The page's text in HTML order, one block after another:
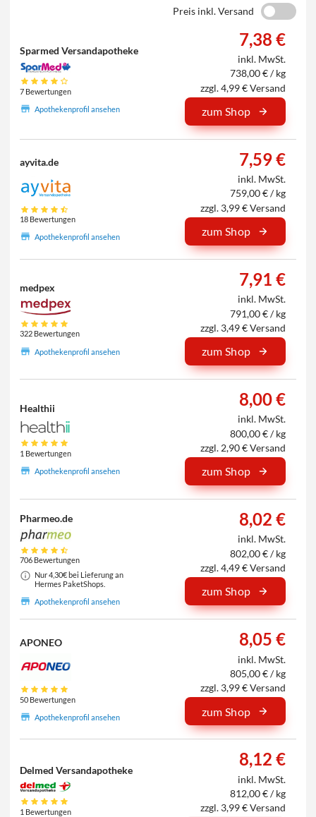
Preis inkl. Versand
Sparmed Versandapotheke
7 Bewertungen
Apothekenprofil ansehen
7,38 €
inkl. MwSt.
738,00 € / kg
zzgl. 4,99 € Versand
zum Shop
ayvita.de
18 Bewertungen
Apothekenprofil ansehen
7,59 €
inkl. MwSt.
759,00 € / kg
zzgl. 3,99 € Versand
zum Shop
medpex
322 Bewertungen
Apothekenprofil ansehen
7,91 €
inkl. MwSt.
791,00 € / kg
zzgl. 3,49 € Versand
zum Shop
Healthii
1 Bewertungen
Apothekenprofil ansehen
8,00 €
inkl. MwSt.
800,00 € / kg
zzgl. 2,90 € Versand
zum Shop
Pharmeo.de
706 Bewertungen
Nur 4,30€ bei Lieferung an
Hermes PaketShops.
Apothekenprofil ansehen
8,02 €
inkl. MwSt.
802,00 € / kg
zzgl. 4,49 € Versand
zum Shop
APONEO
50 Bewertungen
Apothekenprofil ansehen
8,05 €
inkl. MwSt.
805,00 € / kg
zzgl. 3,99 € Versand
zum Shop
Delmed Versandapotheke
1 Bewertungen
8,12 €
inkl. MwSt.
812,00 € / kg
zzgl. 3,99 € Versand